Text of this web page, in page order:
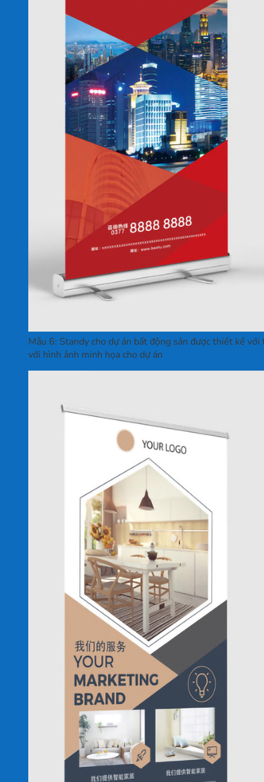
Mẫu 6: Standy cho dự án bất động sản được thiết kế
với hình ảnh minh họa cho dự án